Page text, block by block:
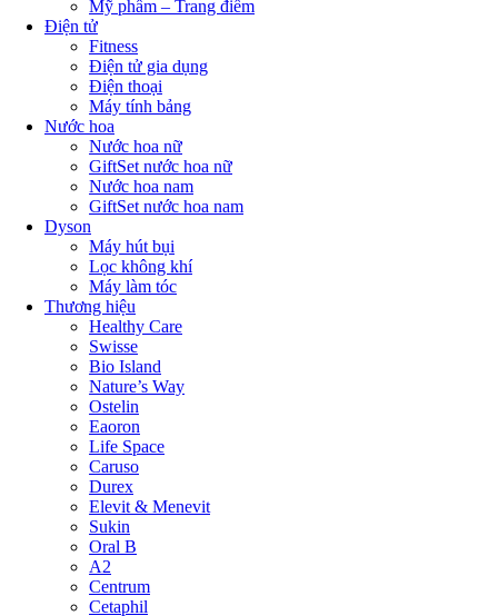
Mỹ phẩm – Trang điểm
Điện tử
Fitness
Điện tử gia dụng
Điện thoại
Máy tính bảng
Nước hoa
Nước hoa nữ
GiftSet nước hoa nữ
Nước hoa nam
GiftSet nước hoa nam
Dyson
Máy hút bụi
Lọc không khí
Máy làm tóc
Thương hiệu
Healthy Care
Swisse
Bio Island
Nature’s Way
Ostelin
Eaoron
Life Space
Caruso
Durex
Elevit & Menevit
Sukin
Oral B
A2
Centrum
Cetaphil